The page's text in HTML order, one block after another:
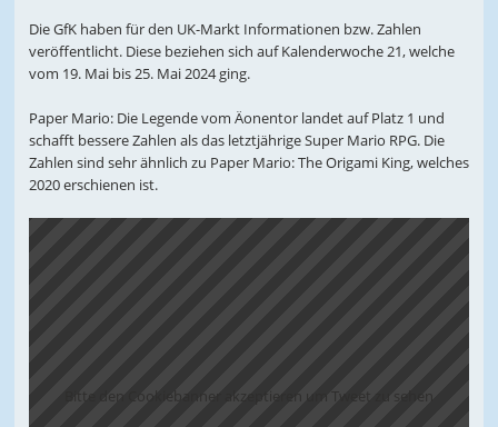
Die GfK haben für den UK-Markt Informationen bzw. Zahlen
veröffentlicht. Diese beziehen sich auf Kalenderwoche 21, welche
vom 19. Mai bis 25. Mai 2024 ging.
Paper Mario: Die Legende vom Äonentor landet auf Platz 1 und
schafft bessere Zahlen als das letztjährige Super Mario RPG. Die
Zahlen sind sehr ähnlich zu Paper Mario: The Origami King, welches
2020 erschienen ist.
Bitte den Cookiebanner akzeptieren um Tweet zu sehen